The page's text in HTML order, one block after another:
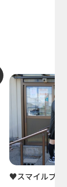
♥スマイルプ